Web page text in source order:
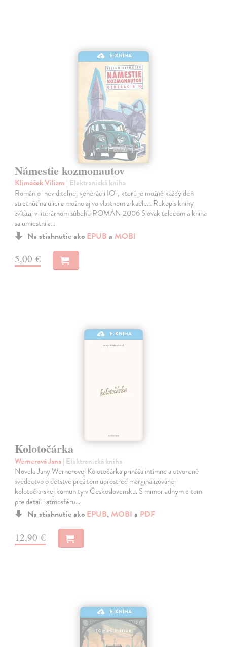
E-KNIHA
Námestie kozmonautov
Klimáček Viliam | Elektronická kniha
Román o "neviditeľnej generácii IO", ktorú je možné každý deň
stretnúť na ulici a možno aj vo vlastnom zrkadle... Rukopis knihy
zvíťazil v literárnom súbehu ROMÁN 2006 Slovak telecom a kniha
sa umiestnila…
Na stiahnutie ako EPUB a MOBI
5,00 €
E-KNIHA
Kolotočárka
Wernerová Jana| Elektronická kniha
Novela Jany Wernerovej Kolotočárka prináša intímne a otvorené
svedectvo o detstve prežitom uprostred marginalizovanej
kolotočiarskej komunity v Československu. S mimoriadnym citom
pre detail i atmosféru…
Na stiahnutie ako EPUB, MOBI a PDF
12,90 €
E-KNIHA